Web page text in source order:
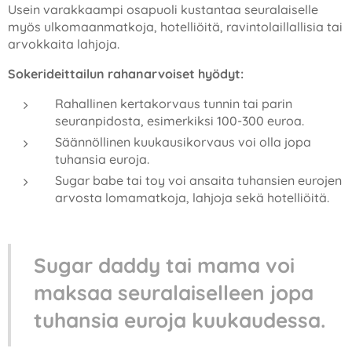
Usein varakkaampi osapuoli kustantaa seuralaiselle
myös ulkomaanmatkoja, hotelliöitä, ravintolaillallisia tai
arvokkaita lahjoja.
Sokerideittailun rahanarvoiset hyödyt:
Rahallinen kertakorvaus tunnin tai parin
seuranpidosta, esimerkiksi 100-300 euroa.
Säännöllinen kuukausikorvaus voi olla jopa
tuhansia euroja.
Sugar babe tai toy voi ansaita tuhansien eurojen
arvosta lomamatkoja, lahjoja sekä hotelliöitä.
Sugar daddy tai mama voi
maksaa seuralaiselleen jopa
tuhansia euroja kuukaudessa.